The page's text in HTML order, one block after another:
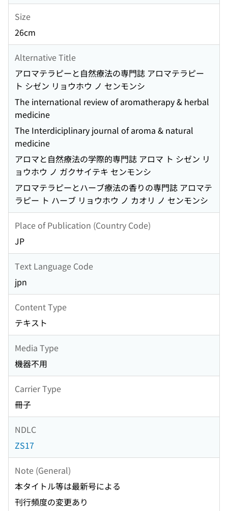
Size
26cm
Alternative Title
アロマテラピーと自然療法の専門誌 アロマテラピー
ト シゼン リョウホウ ノ センモンシ
The international review of aromatherapy & herbal
medicine
The Interdiciplinary journal of aroma & natural
medicine
アロマと自然療法の学際的専門誌 アロマ ト シゼン リ
ョウホウ ノ ガクサイテキ センモンシ
アロマテラピーとハーブ療法の香りの専門誌 アロマテ
ラピー ト ハーブ リョウホウ ノ カオリ ノ センモンシ
Place of Publication (Country Code)
JP
Text Language Code
jpn
Content Type
テキスト
Media Type
機器不用
Carrier Type
冊子
NDLC
ZS17
Note (General)
本タイトル等は最新号による
刊行頻度の変更あり